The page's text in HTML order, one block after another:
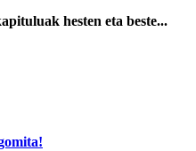
hesten eta beste...